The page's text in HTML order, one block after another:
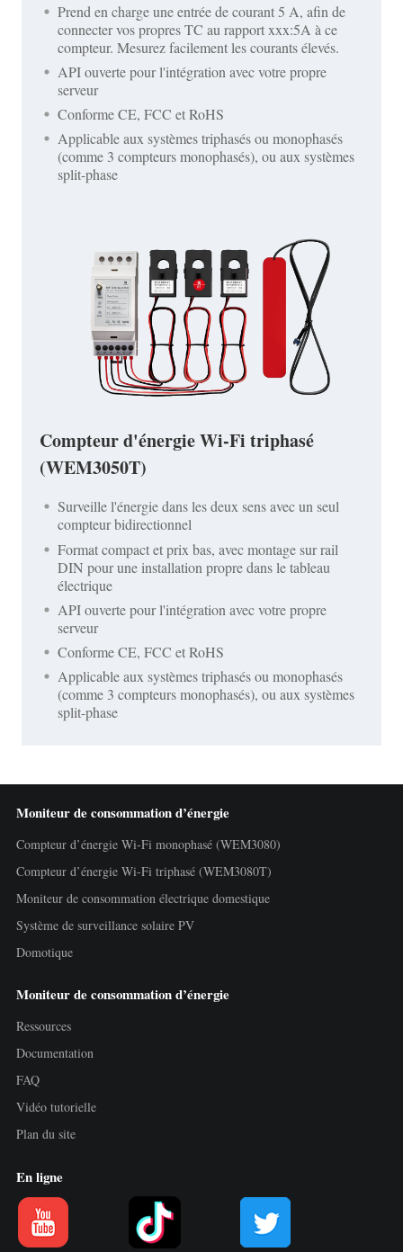
Prend en charge une entrée de courant 5 A, afin de
connecter vos propres TC au rapport xxx:5A à ce
compteur. Mesurez facilement les courants élevés.
API ouverte pour l'intégration avec votre propre
serveur
Conforme CE, FCC et RoHS
Applicable aux systèmes triphasés ou monophasés
(comme 3 compteurs monophasés), ou aux systèmes
split-phase
Compteur d'énergie Wi-Fi triphasé
(WEM3050T)
Surveille l'énergie dans les deux sens avec un seul
compteur bidirectionnel
Format compact et prix bas, avec montage sur rail
DIN pour une installation propre dans le tableau
électrique
API ouverte pour l'intégration avec votre propre
serveur
Conforme CE, FCC et RoHS
Applicable aux systèmes triphasés ou monophasés
(comme 3 compteurs monophasés), ou aux systèmes
split-phase
Moniteur de consommation d’énergie
Compteur d’énergie Wi-Fi monophasé (WEM3080)
Compteur d’énergie Wi-Fi triphasé (WEM3080T)
Moniteur de consommation électrique domestique
Système de surveillance solaire PV
Domotique
Moniteur de consommation d’énergie
Ressources
Documentation
FAQ
Vidéo tutorielle
Plan du site
En ligne